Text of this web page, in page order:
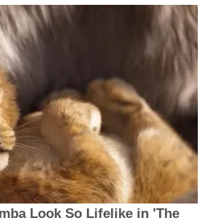
Look So Lifelike in 'The